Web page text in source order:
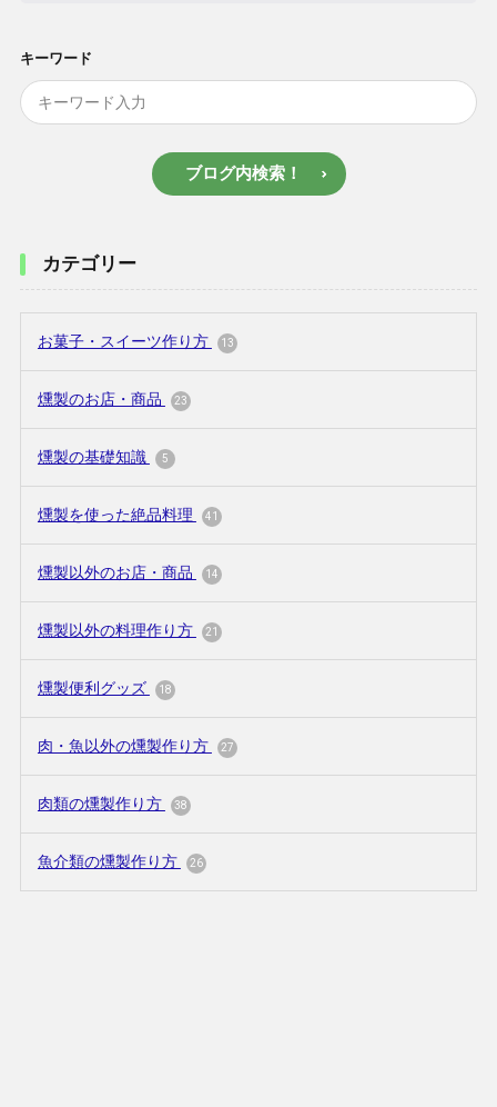
キーワード
ブログ内検索！
カテゴリー
お菓子・スイーツ作り方 13
燻製のお店・商品 23
燻製の基礎知識 5
燻製を使った絶品料理 41
燻製以外のお店・商品 14
燻製以外の料理作り方 21
燻製便利グッズ 18
肉・魚以外の燻製作り方 27
肉類の燻製作り方 38
魚介類の燻製作り方 26